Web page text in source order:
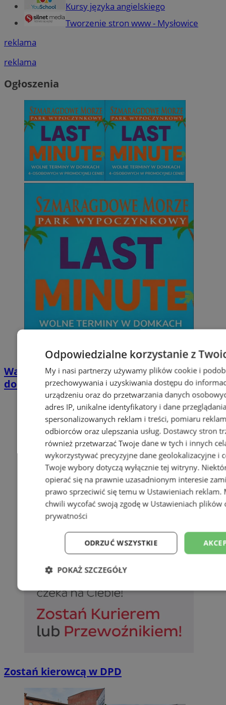
Kursy języka angielskiego
Tworzenie stron www - Mysłowice
reklama
reklama
Ogłoszenia
Wakacyjny wypoczynek nad Bałtykiem w
domkach Szmaragdowe Morze
Zostań kierowcą w DPD
Odpowiedzialne korzystanie z
My i nasi partnerzy używamy plików cookie i
przechowywania i uzyskiwania dostępu do
urządzeniu oraz do przetwarzania danych
adres IP, unikalne identyfikatory i dane
spersonalizowanych reklam i treści, pomiaru
odbiorców oraz ulepszania usług. Dostawcy stron
również przetwarzać Twoje dane w tych i innych
wykorzystywać precyzyjne dane geolokalizacyjne i
Twoje wybory dotyczą wyłącznie tej witryny.
opierać się na prawnie uzasadnionym interesie
prawo sprzeciwić się temu w Ustawieniach reklam.
chwili wycofać swoją zgodę w Ustawieniach plików
prywatności
ODRZUĆ WSZYSTKIE
POKAŻ SZCZEGÓŁY
Niezbędne Wydajność
Niesklasyfikowane
Niezbędne Wydajność